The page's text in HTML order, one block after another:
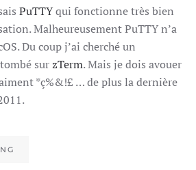
PuTTYqui fonctionne très bien
Malheureusement PuTTY n’a
Du coup j’ai cherché un
surzTerm. Mais je dois avouer
*ç%&!£ … de plus la dernière